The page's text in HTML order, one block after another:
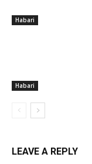
Habari
Habari
LEAVE A REPLY